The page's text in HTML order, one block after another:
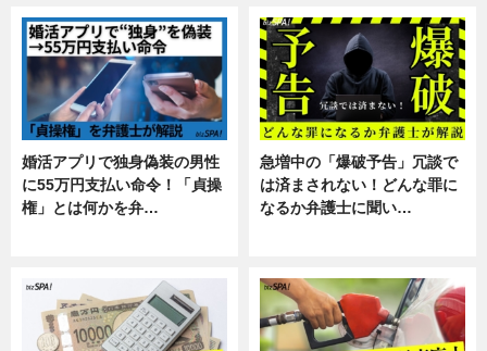
婚活アプリで独身偽装の男性
に55万円支払い命令！「貞操
権」とは何かを弁…
急増中の「爆破予告」冗談で
は済まされない！どんな罪に
なるか弁護士に聞い…